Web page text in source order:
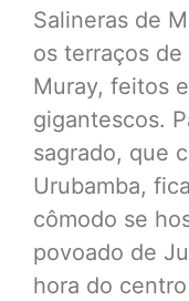
Salineras de
os terraços
Muray, feitos
gigantescos.
sagrado, que
Urubamba,
cômodo se
povoado de
hora do